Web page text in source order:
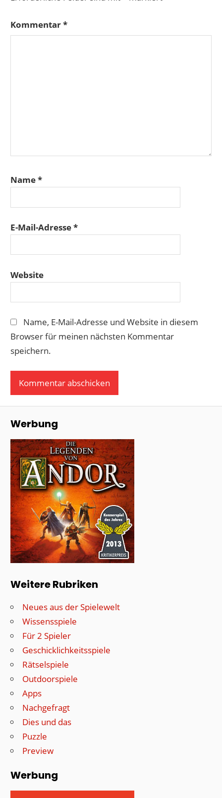
Kommentar*
Name*
E-Mail-Adresse*
Website
Name, E-Mail-Adresse und Website in diesem
Browser für meinen nächsten Kommentar
speichern.
Werbung
Weitere Rubriken
Neues aus der Spielewelt
Wissensspiele
Für 2 Spieler
Geschicklichkeitsspiele
Rätselspiele
Outdoorspiele
Apps
Nachgefragt
Dies und das
Puzzle
Preview
Werbung